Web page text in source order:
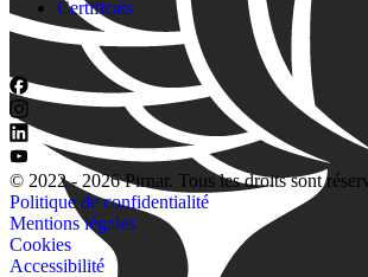
Certificats
© 2022 - 2026 Pirnar. Tous les droits sont
Politique de confidentialité
Mentions légales
Cookies
Accessibilité